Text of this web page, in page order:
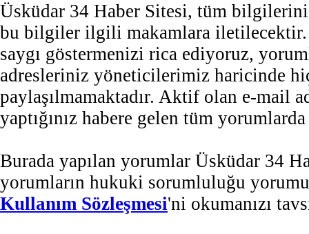
Üsküdar 34 Haber Sitesi, tüm
bu bilgiler ilgili makamlara iletilecektir.
saygı göstermenizi rica ediyoruz,
adresleriniz yöneticilerimiz haricinde
paylaşılmamaktadır. Aktif olan e-mail
yaptığınız habere gelen tüm
Burada yapılan yorumlar Üsküdar 34
yorumların hukuki sorumluluğu
Kullanım Sözleşmesi'ni okumanızı